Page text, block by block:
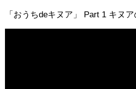
「おうちdeキヌア」 Part 1 キヌ